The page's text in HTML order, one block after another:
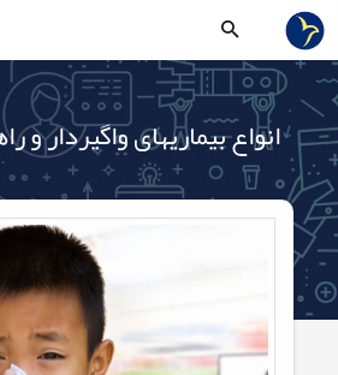
انواع بیماریهای واگیردار